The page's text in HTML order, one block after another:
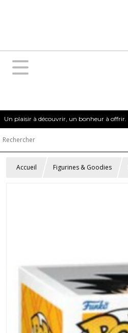
Un plaisir à découvrir, un bonheur à offrir.
Accueil Figurines & Goodies